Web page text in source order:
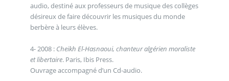
audio, destiné aux professeurs de musique des collèges
désireux de faire découvrir les musiques du monde
berbère à leurs élèves.
4- 2008 : Cheikh El-Hasnaoui, chanteur algérien moraliste
et libertaire. Paris, Ibis Press.
Ouvrage accompagné d’un Cd-audio.